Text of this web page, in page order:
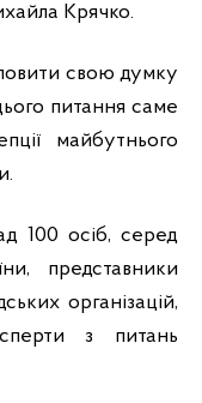
Крячко.
свою думку
питання саме
майбутнього
100 осіб, серед
представники
організацій,
з питань